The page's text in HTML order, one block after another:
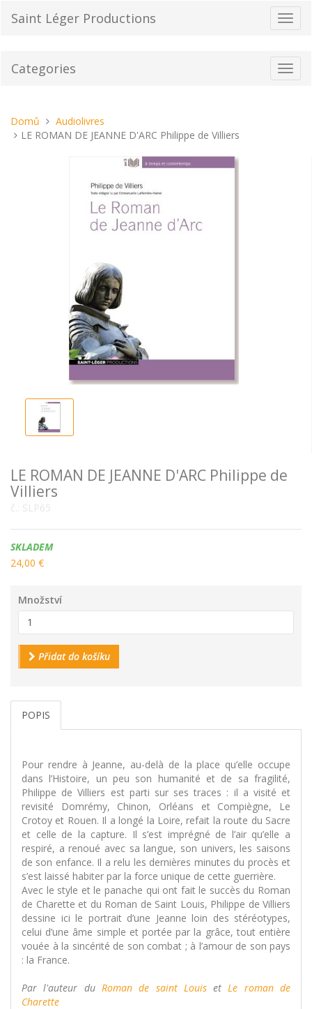
Saint Léger Productions
Categories
Nacházíte
se
Domů
Audiolivres
LE ROMAN DE JEANNE D'ARC Philippe de Villiers
LE ROMAN DE JEANNE D'ARC Philippe de
Villiers
č.: SLP65
Dostupnost:
SKLADEM
24,00 €
Množství
Přidat do košíku
POPIS
Pour rendre à Jeanne, au-delà de la place qu’elle occupe
dans l’Histoire, un peu son humanité et de sa fragilité,
Philippe de Villiers est parti sur ses traces : il a visité et
revisité Domrémy, Chinon, Orléans et Compiègne, Le
Crotoy et Rouen. Il a longé la Loire, refait la route du Sacre
et celle de la capture. Il s’est imprégné de l’air qu’elle a
respiré, a renoué avec sa langue, son univers, les saisons
de son enfance. Il a relu les dernières minutes du procès et
s’est laissé habiter par la force unique de cette guerrière.
Avec le style et le panache qui ont fait le succès du Roman
de Charette et du Roman de Saint Louis, Philippe de Villiers
dessine ici le portrait d’une Jeanne loin des stéréotypes,
celui d’une âme simple et portée par la grâce, tout entière
vouée à la sincérité de son combat ; à l’amour de son pays
: la France.
Par l'auteur du Roman de saint LouisetLe roman de
Charette